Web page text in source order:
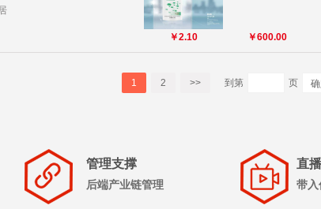
￥2.10 ￥600.00
1 2 >> 到第 页
管理支撑
后端产业链管理
直
带入